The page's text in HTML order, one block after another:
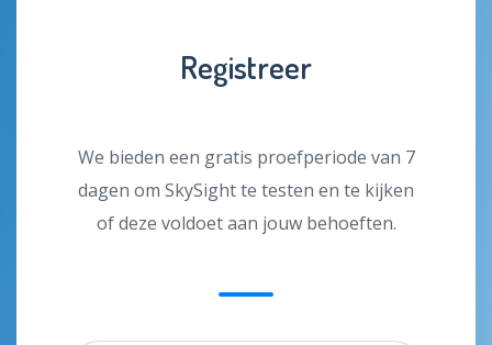
Registreer
We bieden een gratis proefperiode van 7
dagen om SkySight te testen en te kijken
of deze voldoet aan jouw behoeften.